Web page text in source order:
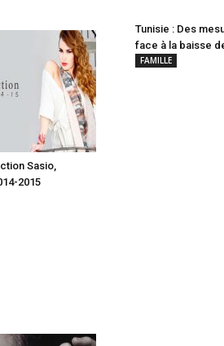
Sasio,
2015
Tunisie : Des
face à la baisse
FAMILLE